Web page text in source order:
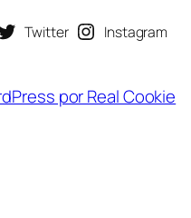
Twitter Instagram
por Real Cookie